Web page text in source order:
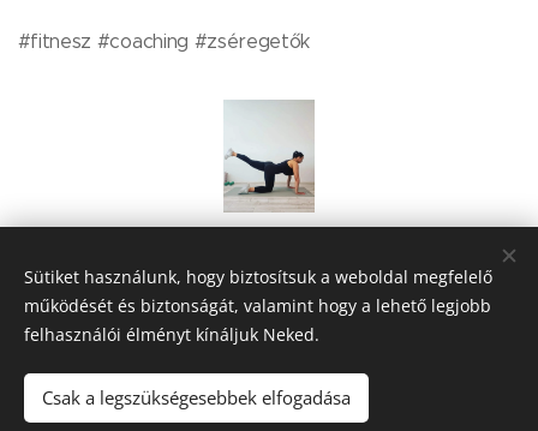
#fitnesz #coaching #zséregetők
Hámori Blanka EV, 1101 Csákó köz 14. Bp, +36-20-235-9758
Sütiket használunk, hogy biztosítsuk a weboldal megfelelő
működését és biztonságát, valamint hogy a lehető legjobb
felhasználói élményt kínáljuk Neked.
Csak a legszükségesebbek elfogadása